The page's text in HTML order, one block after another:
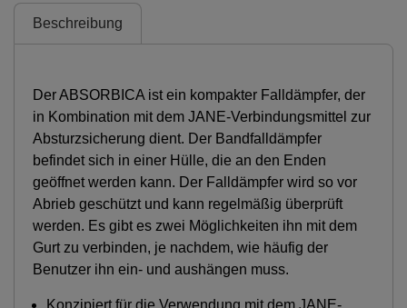
Beschreibung
Der ABSORBICA ist ein kompakter Falldämpfer, der
in Kombination mit dem JANE-Verbindungsmittel zur
Absturzsicherung dient. Der Bandfalldämpfer
befindet sich in einer Hülle, die an den Enden
geöffnet werden kann. Der Falldämpfer wird so vor
Abrieb geschützt und kann regelmäßig überprüft
werden. Es gibt es zwei Möglichkeiten ihn mit dem
Gurt zu verbinden, je nachdem, wie häufig der
Benutzer ihn ein- und aushängen muss.
Konzipiert für die Verwendung mit dem JANE-